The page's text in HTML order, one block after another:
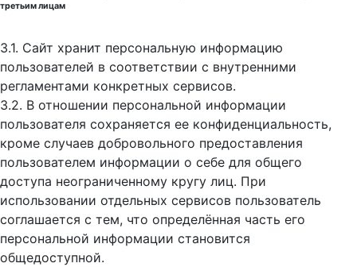
третьим лицам
3.1. Сайт хранит персональную информацию
пользователей в соответствии с внутренними
регламентами конкретных сервисов.
3.2. В отношении персональной информации
пользователя сохраняется ее конфиденциальность,
кроме случаев добровольного предоставления
пользователем информации о себе для общего
доступа неограниченному кругу лиц. При
использовании отдельных сервисов пользователь
соглашается с тем, что определённая часть его
персональной информации становится
общедоступной.